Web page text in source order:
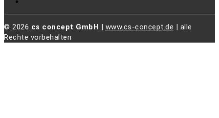
© 2026 cs concept GmbH | www.cs-concept.de | alle
Rechte vorbehalten